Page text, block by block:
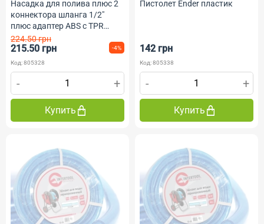
Насадка для полива плюс 2
коннектора шланга 1/2"
плюс адаптер ABS с TPR
Sigma flora
224.50 грн
215.50 грн -4%
Код: 805328
- +
Купить
Пистолет Ender пластик
142 грн
Код: 805338
- +
Купить